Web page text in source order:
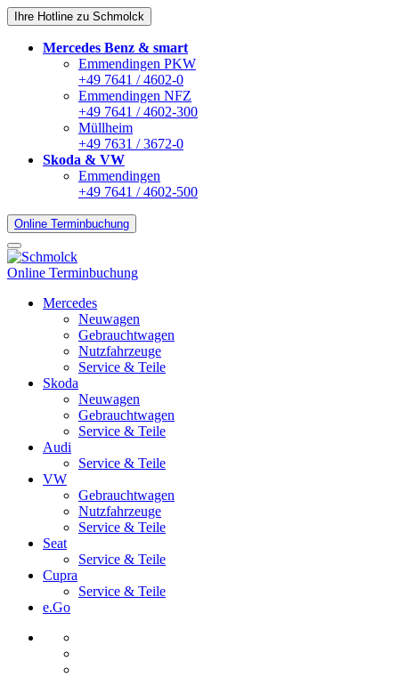
Ihre Hotline zu Schmolck
Mercedes Benz & smart
Emmendingen PKW
+49 7641 / 4602-0
Emmendingen NFZ
+49 7641 / 4602-300
Müllheim
+49 7631 / 3672-0
Skoda & VW
Emmendingen
+49 7641 / 4602-500
Online Terminbuchung
Online Terminbuchung
Mercedes
Neuwagen
Gebrauchtwagen
Nutzfahrzeuge
Service & Teile
Skoda
Neuwagen
Gebrauchtwagen
Service & Teile
Audi
Service & Teile
VW
Gebrauchtwagen
Nutzfahrzeuge
Service & Teile
Seat
Service & Teile
Cupra
Service & Teile
e.Go